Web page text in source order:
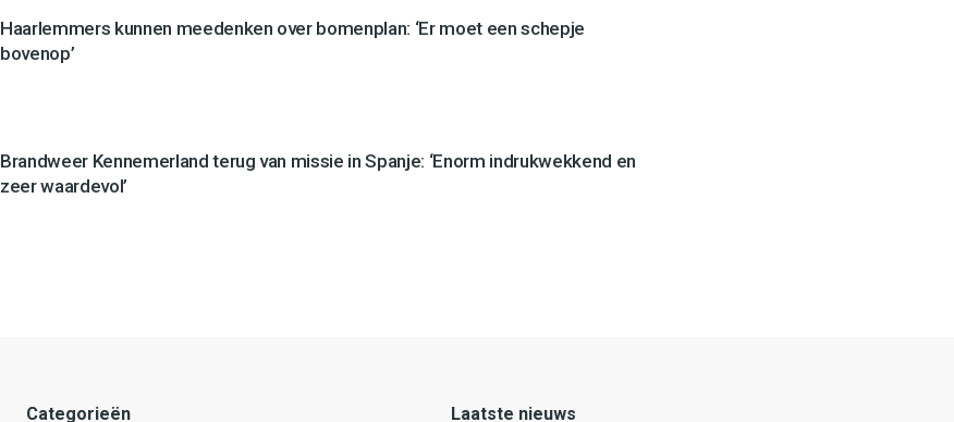
Haarlemmers kunnen meedenken over bomenplan: ‘Er moet een schepje
bovenop’
Brandweer Kennemerland terug van missie in Spanje: ‘Enorm indrukwekkend en
zeer waardevol’
Categorieën Laatste nieuws